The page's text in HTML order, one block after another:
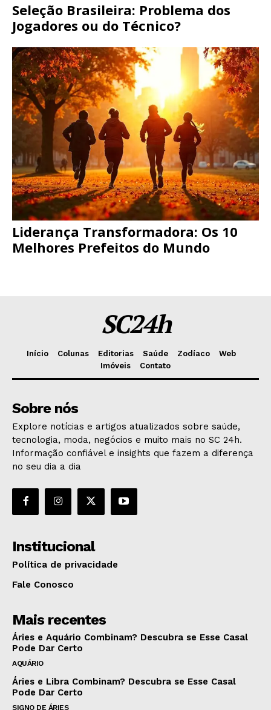
Seleção Brasileira: Problema dos
Jogadores ou do Técnico?
Liderança Transformadora: Os 10
Melhores Prefeitos do Mundo
SC24h
Início Colunas Editorias Saúde Zodíaco
Web
Imóveis
Contato
Sobre nós
Explore notícias e artigos atualizados sobre saúde,
tecnologia, moda, negócios e muito mais no SC 24h.
Informação confiável e insights que fazem a diferença
no seu dia a dia
Institucional
Política de privacidade
Fale Conosco
Mais recentes
Áries e Aquário Combinam? Descubra se Esse Casal
Pode Dar Certo
AQUÁRIO
Áries e Libra Combinam? Descubra se Esse Casal
Pode Dar Certo
SIGNO DE ÁRIES